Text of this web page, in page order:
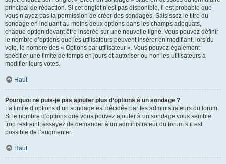
principal de rédaction. Si cet onglet n’est pas disponible, il est probable que
vous n’ayez pas la permission de créer des sondages. Saisissez le titre du
sondage en incluant au moins deux options dans les champs adéquats,
chaque option devant être insérée sur une nouvelle ligne. Vous pouvez définir
le nombre d’options que les utilisateurs peuvent insérer en modifiant, lors du
vote, le nombre des « Options par utilisateur ». Vous pouvez également
spécifier une limite de temps en jours et autoriser ou non les utilisateurs à
modifier leurs votes.
Haut
Pourquoi ne puis-je pas ajouter plus d’options à un sondage ?
La limite d’options d’un sondage est décidée par les administrateurs du forum.
Si le nombre d’options que vous pouvez ajouter à un sondage vous semble
trop restreint, essayez de demander à un administrateur du forum s’il est
possible de l’augmenter.
Haut